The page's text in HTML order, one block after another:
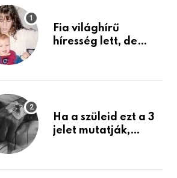
Fia világhírű
híresség lett, de
mint azt el tudnád
Ha a szüleid ezt a 3
jelet mutatják,
Készülj fel arra, ami